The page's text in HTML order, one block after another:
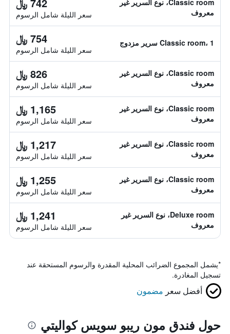
Classic room، نوع السرير غير
معروف
سعر الليلة شامل الرسوم
Classic room، 1 سرير مزدوج 754 ﷼
سعر الليلة شامل الرسوم
Classic room، نوع السرير غير
معروف
826 ﷼
سعر الليلة شامل الرسوم
Classic room، نوع السرير غير
معروف
1,165 ﷼
سعر الليلة شامل الرسوم
Classic room، نوع السرير غير
معروف
1,217 ﷼
سعر الليلة شامل الرسوم
Classic room، نوع السرير غير
معروف
1,255 ﷼
سعر الليلة شامل الرسوم
Deluxe room، نوع السرير غير
معروف
1,241 ﷼
سعر الليلة شامل الرسوم
*يشمل المجموع الضرائب المحلية المقدرة والرسوم المستحقة عند
تسجيل المغادرة.
أفضل سعر مضمون
حول فندق مون ريبو سويس كواليتي